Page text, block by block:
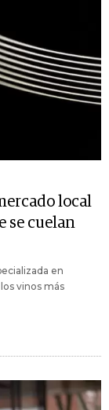
local
se cuelan
en
vinos más